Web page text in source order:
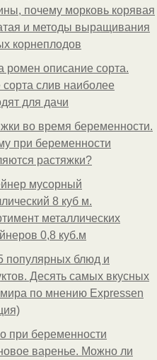
почему морковь корявая
и методы выращивания
корнеплодов
ромен описание сорта.
сорта слив наиболее
для дачи
во время беременности.
при беременности
растяжки?
мусорный
8 куб м.
металлических
0,8 куб.м
популярных блюд и
Десять самых вкусных
по мнению Expressen
при беременности
варенье. Можно ли